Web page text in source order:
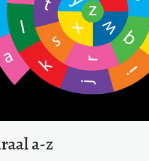
a-z